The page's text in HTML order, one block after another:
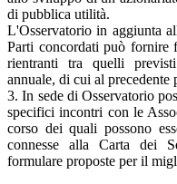
di pubblica utilità.
L'Osservatorio in aggiunta
Parti concordati può fornire
rientranti tra quelli
annuale, di cui al precedente
3. In sede di Osservatorio
specifici incontri con le
corso dei quali possono
connesse alla Carta dei
formulare proposte per il